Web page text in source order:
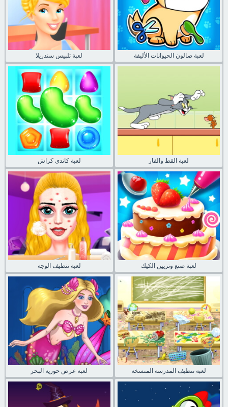
لعبة تلبيس سندريلا لعبة صالون الحيوانات الأليفة
لعبة كاندي كراش لعبة القط والفار
لعبة تنظيف الوجه لعبة صنع وتزيين الكيك
لعبة عرض حورية البحر لعبة تنظيف المدرسة المتسخة